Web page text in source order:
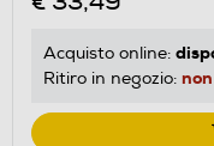
Acquisto online:
Ritiro in negozio: